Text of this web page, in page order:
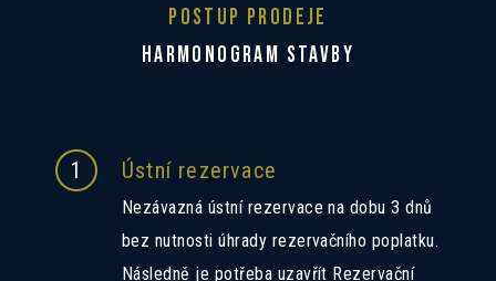
POSTUP PRODEJE
HARMONOGRAM STAVBY
1 Ústní rezervace
Nezávazná ústní rezervace na dobu 3 dnů
bez nutnosti úhrady rezervačního poplatku.
Následně je potřeba uzavřít Rezervační
Mám zájem o investiční nabídku 10,52%
Souhlasím se zasíláním informací
Informace o zpracováníosobních údajů.
Souhlas se zpracováním osobních
údajů
Mám zájem o investiční nabídku 10,52%
Souhlasím se zasíláním informací
Informace o zpracováníosobních údajů.